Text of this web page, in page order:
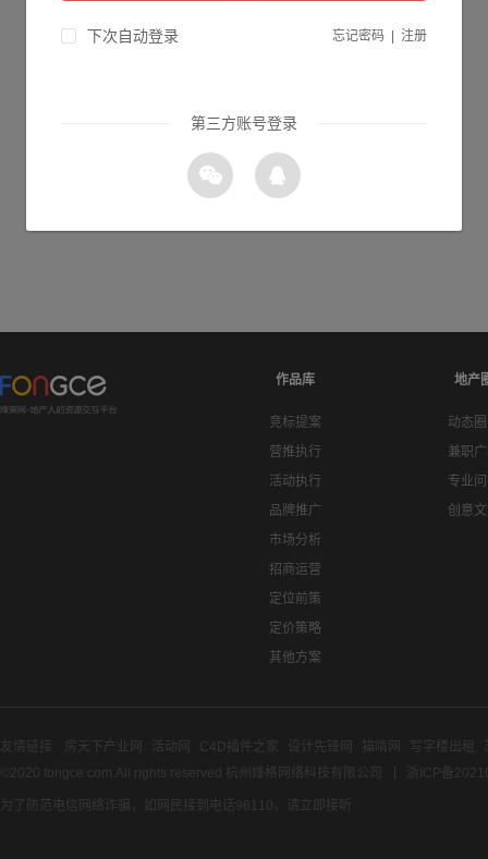
作品库
竞标提案
营推执行
活动执行
品牌推广
市场分析
招商运营
定位前策
定价策略
其他方案
地产
动态
兼职
专业
创意
友情链接: 房天下产业网 活动网 C4D插件之家 设计先锋网 猫啃网 写字楼出租
©2020 fongce.com.All rights reserved 杭州烽格网络科技有限公司
浙ICP备
为了防范电信网络诈骗，如网民接到电话96110，请立即接听
下次自动登录 忘记密码 注册
第三方账号登录